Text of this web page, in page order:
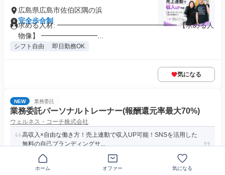
広島県広島市佐伯区隅の浜
完全歩合制
求める人材: ━━━━━━━━━━━━━━━━━ 【求める人
物像】 ━━━━━━━━...
シフト自由 即日勤務OK
気になる
NEW 業務委託
業務委託パーソナルトレーナー(報酬還元率最大70%)
ウェルネス・コーチ株式会社
高収入×自由な働き方！売上連動で収入UP可能！SNSを活用した
無料の自己ブランディングサ...
奈良県生駒市小明町
ホーム オファー 気になる